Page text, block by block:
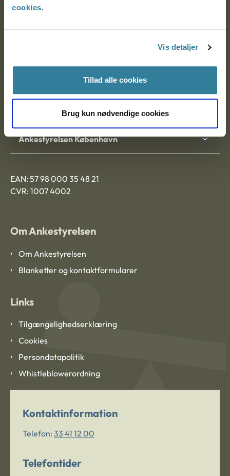
cookies.
Vis detaljer
Tillad alle cookies
Brug kun nødvendige cookies
Ankestyrelsen
9000 Aalborg
Ankestyrelsen Aalborg
Ankestyrelsen København
EAN: 57 98 000 35 48 21
CVR: 1007 4002
Om Ankestyrelsen
Om Ankestyrelsen
Blanketter og kontaktformularer
Links
Tilgængelighedserklæring
Cookies
Persondatapolitik
Whistleblowerordning
Kontaktinformation
Telefon: 33 41 12 00
Telefontider